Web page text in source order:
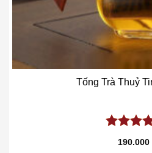
Tống Trà Thuỷ
5.00out
190.000